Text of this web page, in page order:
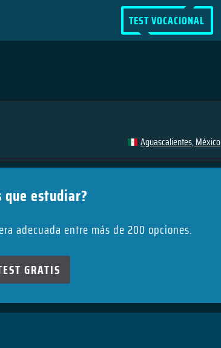
TEST VOCACIONAL
Aguascalientes, México
que estudiar?
adecuada entre más de 200 opciones.
GRATIS